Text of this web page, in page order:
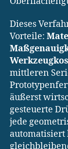
Dieses
Vorteile:
mittleren
äußerst
gesteuerte
jede
automatisiert